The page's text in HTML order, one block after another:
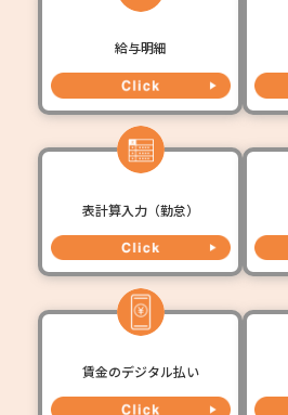
給与明細
表計算入力（勤怠）
賃金のデジタル払い